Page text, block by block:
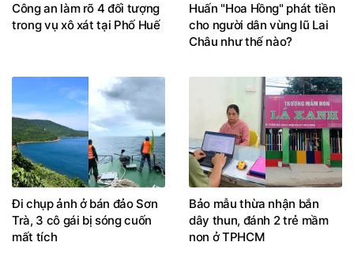
Công an làm rõ 4 đối tượng
trong vụ xô xát tại Phố Huế
Huấn "Hoa Hồng" phát tiền
cho người dân vùng lũ Lai
Châu như thế nào?
Đi chụp ảnh ở bán đảo Sơn
Trà, 3 cô gái bị sóng cuốn
mất tích
Bảo mẫu thừa nhận bắn
dây thun, đánh 2 trẻ mầm
non ở TPHCM